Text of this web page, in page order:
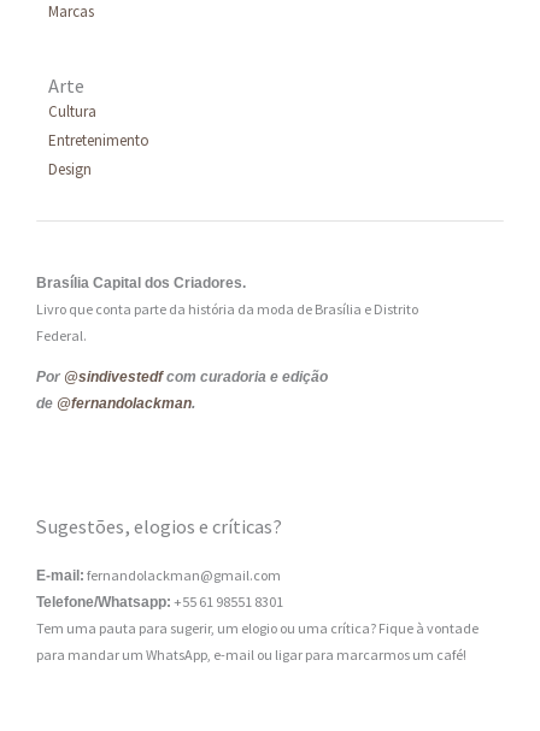
Marcas
Arte
Cultura
Entretenimento
Design
Brasília Capital dos Criadores.
Livro que conta parte da história da moda de Brasília e Distrito
Federal.
Por @sindivestedfcom curadoria e edição
de @fernandolackman.
Sugestões, elogios e críticas?
E-mail: fernandolackman@gmail.com
Telefone/Whatsapp: +55 61 98551 8301
Tem uma pauta para sugerir, um elogio ou uma crítica? Fique à vontade
para mandar um WhatsApp, e-mail ou ligar para marcarmos um café!